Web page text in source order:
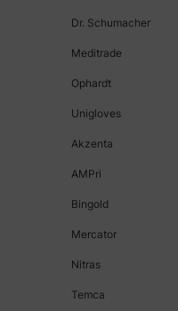
Dr. Schumacher
Meditrade
Ophardt
Unigloves
Akzenta
AMPri
Bingold
Mercator
Nitras
Temca